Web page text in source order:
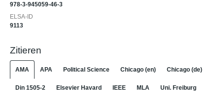
978-3-945059-46-3
ELSA-ID
9113
Zitieren
AMA APA Political Science Chicago (en) Chicago (de)
Din 1505-2 Elsevier Havard IEEE MLA Uni. Freiburg